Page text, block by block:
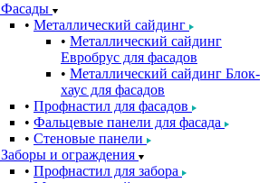
Фасады
Металлический сайдинг
Металлический сайдинг
Евробрус для фасадов
Металлический сайдинг Блок-
хаус для фасадов
Профнастил для фасадов
Фальцевые панели для фасада
Стеновые панели
Заборы и ограждения
Профнастил для забора